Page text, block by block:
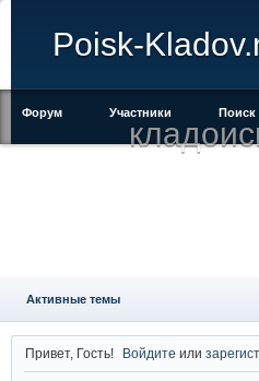
Poisk-
Форум Участники Поиск
Активные темы
Привет, Гость! Войдите или